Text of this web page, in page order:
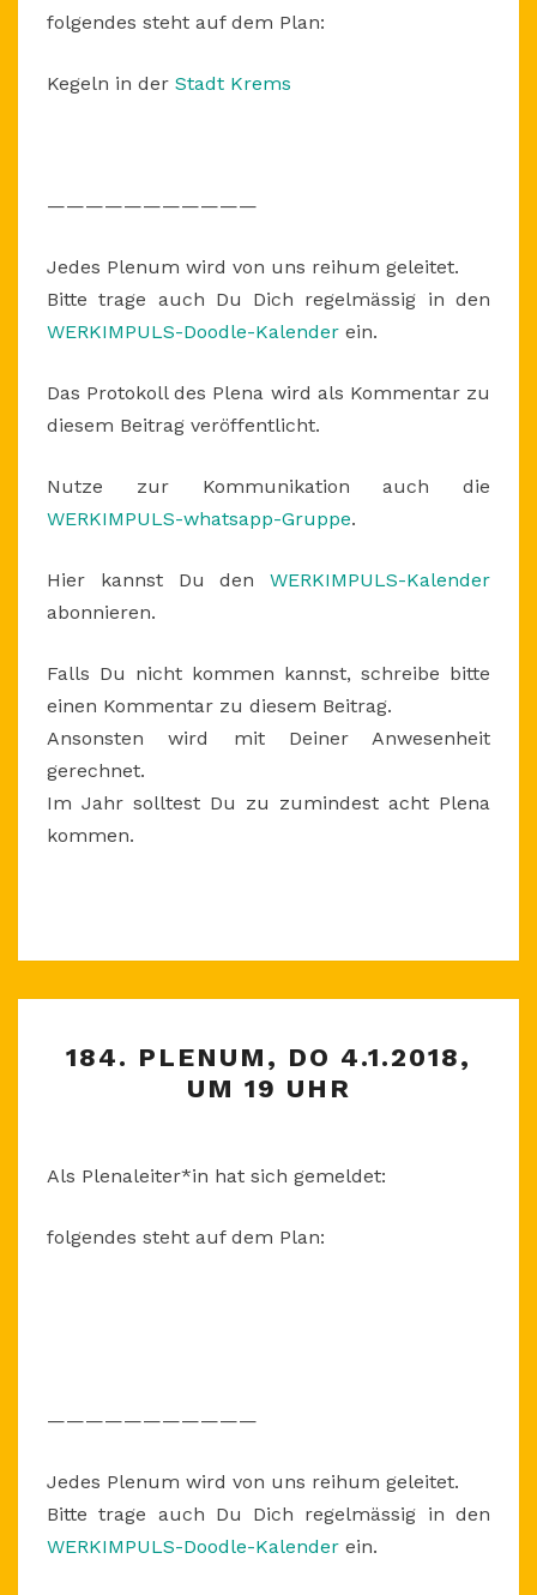
UHR
folgendes steht auf dem Plan:
Kegeln in der Stadt Krems
———————————
Jedes Plenum wird von uns reihum geleitet.
Bitte trage auch Du Dich regelmässig in den
WERKIMPULS-Doodle-Kalender ein.
Das Protokoll des Plena wird als Kommentar zu
diesem Beitrag veröffentlicht.
Nutze zur Kommunikation auch die
WERKIMPULS-whatsapp-Gruppe.
Hier kannst Du den WERKIMPULS-Kalender
abonnieren.
Falls Du nicht kommen kannst, schreibe bitte
einen Kommentar zu diesem Beitrag.
Ansonsten wird mit Deiner Anwesenheit
gerechnet.
Im Jahr solltest Du zu zumindest acht Plena
kommen.
PLENUM,
DO
UHR
184. PLENUM, DO 4.1.2018,
UM 19 UHR
Als Plenaleiter*in hat sich gemeldet:
folgendes steht auf dem Plan:
———————————
Jedes Plenum wird von uns reihum geleitet.
Bitte trage auch Du Dich regelmässig in den
WERKIMPULS-Doodle-Kalender ein.